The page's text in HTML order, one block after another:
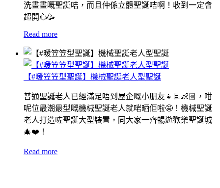
洗畫畫嘅聖誕咭，而且仲係立體聖誕咭啊！收到一定會
超開心🥳
Read more
【#暖笠笠型聖誕】機械聖誕老人型聖誕
普通聖誕老人已經滿足唔到屋企嘅小朋友👧🏻👶🏻，咁
呢位最潮最型嘅機械聖誕老人就啱晒佢啦🤩！機械聖誕
老人打造咗聖誕大型裝置，同大家一齊暢遊歡樂聖誕城
🎄❤️！
Read more